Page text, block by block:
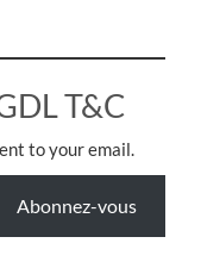
T&C
to your email.
Abonnez-vous